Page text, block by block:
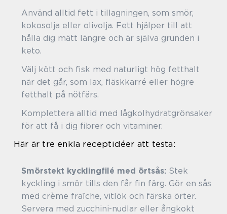
Använd alltid fett i tillagningen, som smör,
kokosolja eller olivolja. Fett hjälper till att
hålla dig mätt längre och är själva grunden i
keto.
Välj kött och fisk med naturligt hög fetthalt
när det går, som lax, fläskkarré eller högre
fetthalt på nötfärs.
Komplettera alltid med lågkolhydratgrönsaker
för att få i dig fibrer och vitaminer.
Här är tre enkla receptidéer att testa:
Smörstekt kycklingfilé med örtsås: Stek
kyckling i smör tills den får fin färg. Gör en sås
med crème fraîche, vitlök och färska örter.
Servera med zucchini-nudlar eller ångkokt